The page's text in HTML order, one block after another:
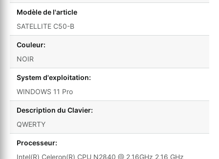
Modèle de l'article
SATELLITE C50-B
Couleur:
NOIR
System d'exploitation:
WINDOWS 11 Pro
Description du Clavier:
QWERTY
Processeur:
Intel(R) Celeron(R) CPU N2840 @ 2,16GHz 2,16 GHz